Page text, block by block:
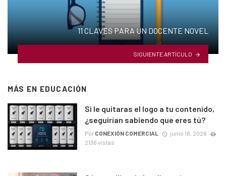
11 CLAVES PARA UN DOCENTE NOVEL
SIGUIENTE ARTÍCULO
MÁS EN EDUCACIÓN
Si le quitaras el logo a tu contenido,
¿seguirían sabiendo que eres tú?
Por CONEXIÓN COMERCIAL
junio 18, 2026
2136 vistas